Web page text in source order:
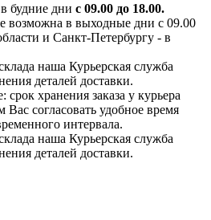
будние дни с 09.00 до 18.00.
возможна в выходные дни с 09.00
и Санкт-Петербургу - в
наша Курьерская служба
деталей доставки.
хранения заказа у курьера
Вас согласовать удобное время
интервала.
наша Курьерская служба
деталей доставки.